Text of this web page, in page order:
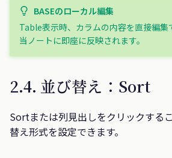
BASEのローカル編集
Table表示時、カラムの内容を直接編集
当ノートに即座に反映されます。
2.4. 並び替え：Sort
Sortまたは列見出しをクリックする
替え形式を設定できます。